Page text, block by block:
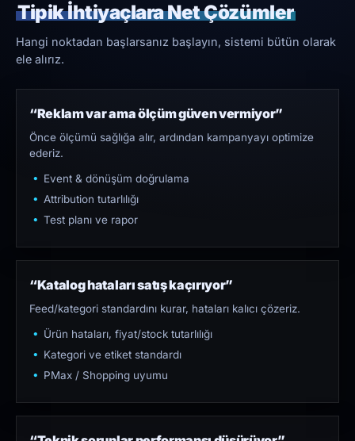
Tipik İhtiyaçlara Net Çözümler
Hangi noktadan başlarsanız başlayın, sistemi bütün olarak
ele alırız.
“Reklam var ama ölçüm güven vermiyor”
Önce ölçümü sağlığa alır, ardından kampanyayı optimize
ederiz.
Event & dönüşüm doğrulama
Attribution tutarlılığı
Test planı ve rapor
“Katalog hataları satış kaçırıyor”
Feed/kategori standardını kurar, hataları kalıcı çözeriz.
Ürün hataları, fiyat/stock tutarlılığı
Kategori ve etiket standardı
PMax / Shopping uyumu